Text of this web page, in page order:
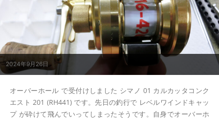
2024年9月26日
オーバーホール で受付けしました シマノ 01 カルカッタコンク
エスト 201 (RH441) です。先日の釣行で レベルワインドキャッ
プ が砕けて飛んでいってしまったそうです。自身でオーバーホ